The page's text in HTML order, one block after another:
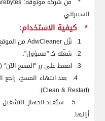
السيبراني.
* كيفية الاستخدام:
1. نزّلAdwCleaner من
2. شغّله كـ "مسؤول".
3. اضغط على زر "المسح الآن" (
4.
بعد انتهاء المسح،
(
Clean & Restart
).
5.
سيُعيد الجهاز التشغيل
أزالها.